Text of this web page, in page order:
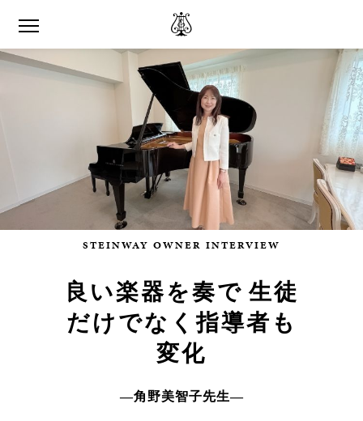
STEINWAY OWNER INTERVIEW
良い楽器を奏で 生徒
だけでなく指導者も
変化
―角野美智子先生―